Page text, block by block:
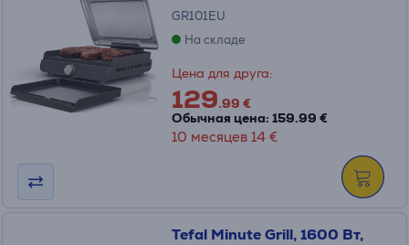
GR101EU
На складе
Цена для друга:
129.99 €
Обычная цена: 159.99 €
10 месяцев 14 €
Tefal Minute Grill, 1600 Вт,